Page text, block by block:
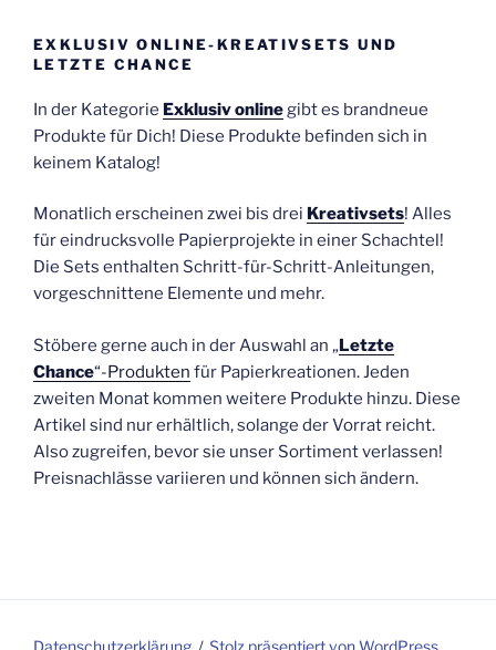
EXKLUSIV ONLINE-KREATIVSETS UND
LETZTE CHANCE
In der Kategorie Exklusiv onlinegibt es brandneue
Produkte für Dich! Diese Produkte befinden sich in
keinem Katalog!
Monatlich erscheinen zwei bis drei Kreativsets! Alles
für eindrucksvolle Papierprojekte in einer Schachtel!
Die Sets enthalten Schritt-für-Schritt-Anleitungen,
vorgeschnittene Elemente und mehr.
Stöbere gerne auch in der Auswahl an „Letzte
Chance“-Produkten für Papierkreationen. Jeden
zweiten Monat kommen weitere Produkte hinzu. Diese
Artikel sind nur erhältlich, solange der Vorrat reicht.
Also zugreifen, bevor sie unser Sortiment verlassen!
Preisnachlässe variieren und können sich ändern.